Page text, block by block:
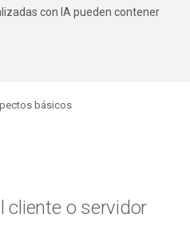
con IA pueden contener
básicos
cliente o servidor